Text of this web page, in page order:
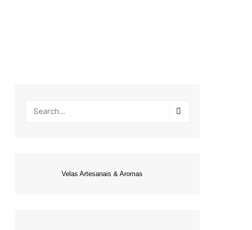
Velas Artesanais & Aromas